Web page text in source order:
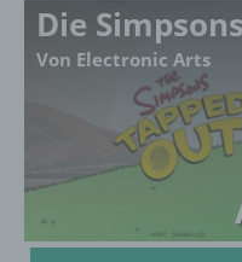
Die
Von Electronic Arts
h)
juristische
oder andere
Daten im